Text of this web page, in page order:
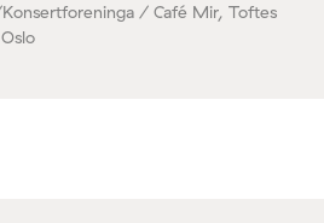
Konsertforeninga / Café Mir, Toftes